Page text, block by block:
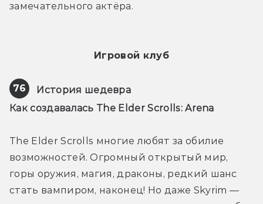
замечательного актёра.
Игровой клуб
76
История шедевра
Как создавалась The Elder Scrolls: Arena
The Elder Scrolls многие любят за обилие
возможностей. Огромный открытый мир,
горы оружия, магия, драконы, редкий шанс
стать вампиром, наконец! Но даже Skyrim —